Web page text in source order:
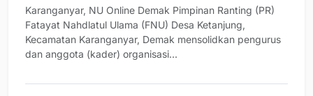
Karanganyar, NU Online Demak Pimpinan Ranting (PR)
Fatayat Nahdlatul Ulama (FNU) Desa Ketanjung,
Kecamatan Karanganyar, Demak mensolidkan pengurus
dan anggota (kader) organisasi...